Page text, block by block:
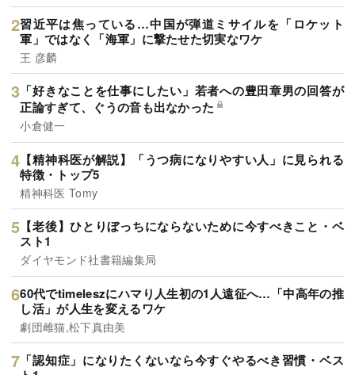
習近平は焦っている…中国が弾道ミサイルを「ロケット
軍」ではなく「海軍」に撃たせた切実なワケ
王 彦麟
「好きなことを仕事にしたい」若者への豊田章男の回答が
正論すぎて、ぐうの音も出なかった
小倉健一
【精神科医が解説】「うつ病になりやすい人」に見られる
特徴・トップ5
精神科医 Tomy
【老後】ひとりぼっちにならないために今すべきこと・ベ
スト1
ダイヤモンド社書籍編集局
60代でtimeleszにハマり人生初の1人遠征へ…「中高年の推
し活」が人生を変えるワケ
劇団雌猫,松下真由美
「認知症」になりたくないなら今すぐやるべき習慣・ベス